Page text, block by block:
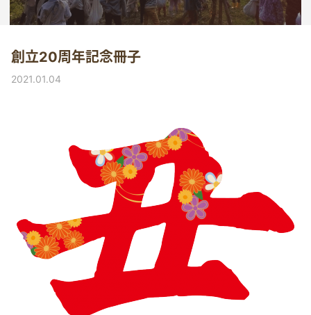
創立20周年記念冊子
2021.01.04